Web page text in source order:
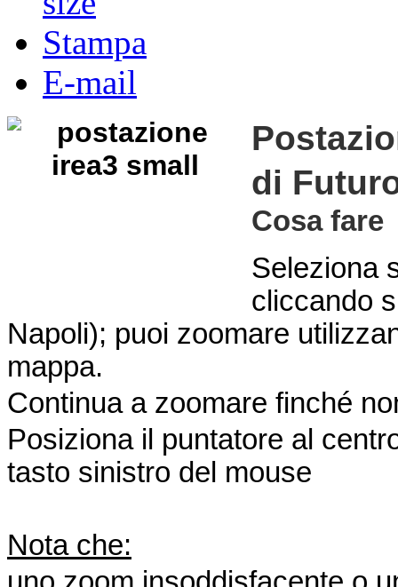
Stampa
E-mail
di
Cosa fare
Seleziona
cliccando
Napoli); puoi zoomare
mappa.
Continua a zoomare finché
Posiziona il puntatore al
tasto sinistro del mouse
Nota che: